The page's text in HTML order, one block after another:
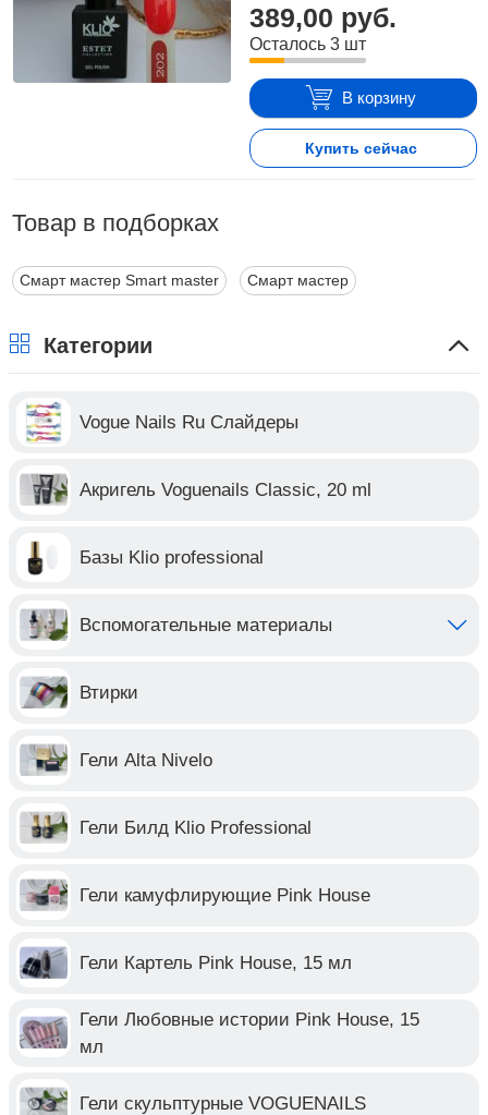
389,00 руб.
Осталось 3 шт
В корзину
Купить сейчас
Товар в подборках
Смарт мастер Smart master Смарт мастер
Категории
Vogue Nails Ru Слайдеры
Акригель Voguenails Classic, 20 ml
Базы Klio professional
Вспомогательные материалы
Втирки
Гели Alta Nivelo
Гели Билд Klio Professional
Гели камуфлирующие Pink House
Гели Картель Pink House, 15 мл
Гели Любовные истории Pink House, 15
мл
Гели скульптурные VOGUENAILS